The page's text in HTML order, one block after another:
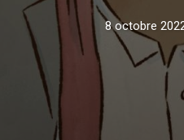
8 octobre